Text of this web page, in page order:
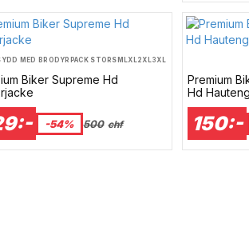
MED BRODYRPACK STOR S M XL 2XL 3XL
Biker Supreme Hd
-54% 500 chf
Premium
Hd Hauteng
150:-